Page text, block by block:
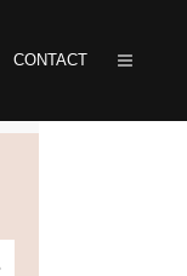
CONTACT